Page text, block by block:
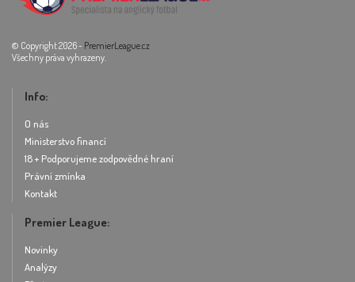
© Copyright 2026 - PremierLeague.cz
Všechny práva vyhrazeny.
Info:
O nás
Ministerstvo financí
18 + Podporujeme zodpovědné hraní
Právní zmínka
Kontakt
Premier League:
Novinky
Analýzy